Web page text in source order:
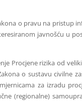
o pravu na pristup
javnošću u
Procjene rizika od
o sustavu civilne
za izradu
(regionalne)